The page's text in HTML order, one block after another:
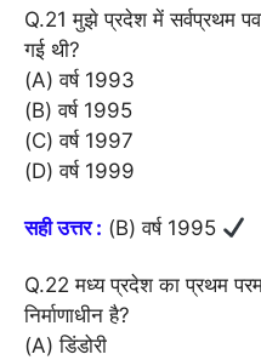
Q.21 मुझे प्रदेश में सर्वप्रथम
गई थी?
(A) वर्ष 1993
(B) वर्ष 1995
(C) वर्ष 1997
(D) वर्ष 1999
सही उत्तर : (B) वर्ष 1995
Q.22 मध्य प्रदेश का प्रथम
निर्माणाधीन है?
(A) डिंडोरी